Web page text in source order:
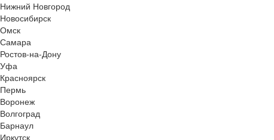
Нижний Новгород
Новосибирск
Омск
Самара
Ростов-на-Дону
Уфа
Красноярск
Пермь
Воронеж
Волгоград
Барнаул
Иркутск